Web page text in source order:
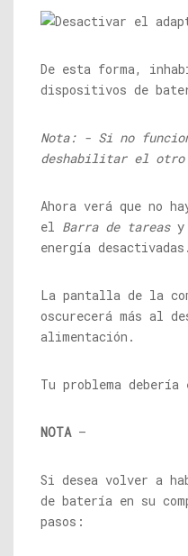
De esta forma,
dispositivos de
Nota: - Si no
deshabilitar el
Ahora verá que no
el Barra de tareasy
energía desactivadas.
La pantalla de la
oscurecerá más al
alimentación.
Tu problema
NOTA–
Si desea volver a
de batería en su
pasos: